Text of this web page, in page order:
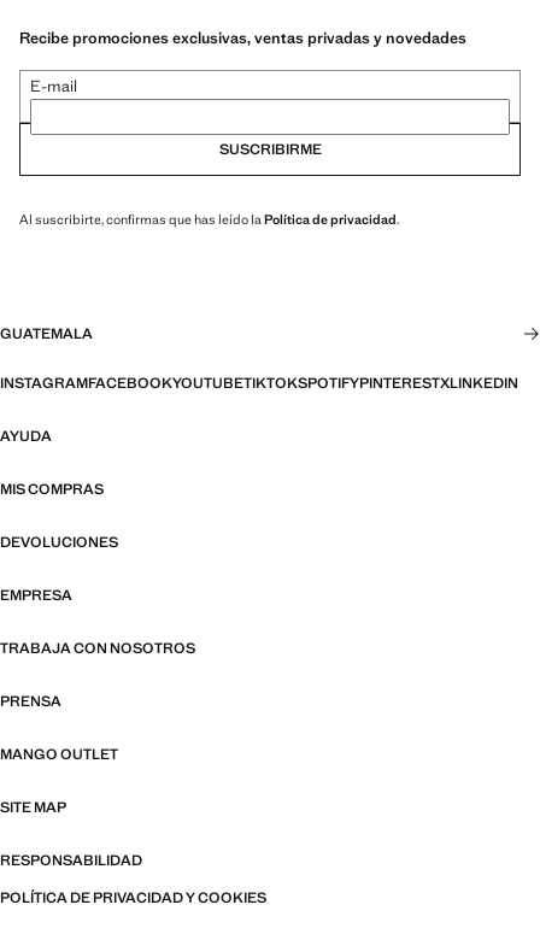
Recibe promociones exclusivas, ventas privadas y novedades
E-mail
SUSCRIBIRME
Al suscribirte, confirmas que has leído la Política de privacidad.
GUATEMALA
INSTAGRAMFACEBOOKYOUTUBETIKTOKSPOTIFYPINTERESTXLINKEDIN
AYUDA
MIS COMPRAS
DEVOLUCIONES
EMPRESA
TRABAJA CON NOSOTROS
PRENSA
MANGO OUTLET
SITE MAP
RESPONSABILIDAD
POLÍTICA DE PRIVACIDAD Y COOKIES